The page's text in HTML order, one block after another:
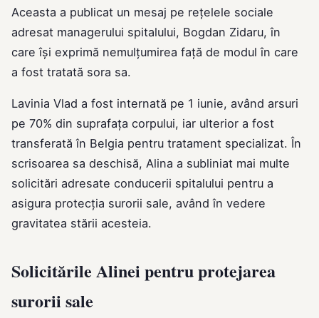
Aceasta a publicat un mesaj pe rețelele sociale
adresat managerului spitalului, Bogdan Zidaru, în
care își exprimă nemulțumirea față de modul în care
a fost tratată sora sa.
Lavinia Vlad a fost internată pe 1 iunie, având arsuri
pe 70% din suprafața corpului, iar ulterior a fost
transferată în Belgia pentru tratament specializat. În
scrisoarea sa deschisă, Alina a subliniat mai multe
solicitări adresate conducerii spitalului pentru a
asigura protecția surorii sale, având în vedere
gravitatea stării acesteia.
Solicitările Alinei pentru protejarea
surorii sale